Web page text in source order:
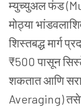
म्युच्युअल फंड
मोठ्या
शिस्तबद्ध मार्ग
₹500 पासून
शकतात आणि
Averaging)